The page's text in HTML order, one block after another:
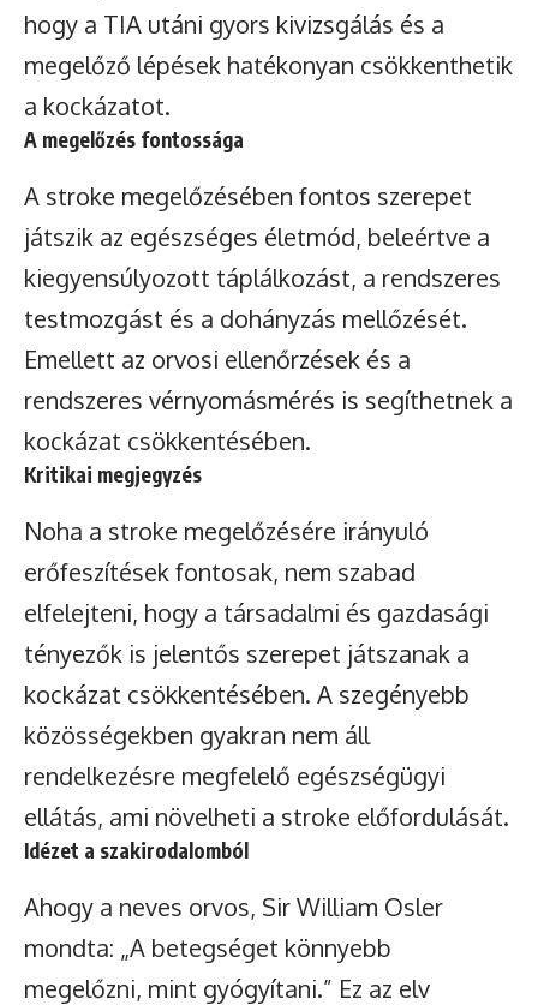
hogy a TIA utáni gyors kivizsgálás és a
megelőző lépések hatékonyan csökkenthetik
a kockázatot.
A megelőzés fontossága
A stroke megelőzésében fontos szerepet
játszik az egészséges életmód, beleértve a
kiegyensúlyozott táplálkozást, a rendszeres
testmozgást és a dohányzás mellőzését.
Emellett az orvosi ellenőrzések és a
rendszeres vérnyomásmérés is segíthetnek a
kockázat csökkentésében.
Kritikai megjegyzés
Noha a stroke megelőzésére irányuló
erőfeszítések fontosak, nem szabad
elfelejteni, hogy a társadalmi és gazdasági
tényezők is jelentős szerepet játszanak a
kockázat csökkentésében. A szegényebb
közösségekben gyakran nem áll
rendelkezésre megfelelő egészségügyi
ellátás, ami növelheti a stroke előfordulását.
Idézet a szakirodalomból
Ahogy a neves orvos, Sir William Osler
mondta: „A betegséget könnyebb
megelőzni, mint gyógyítani.” Ez az elv